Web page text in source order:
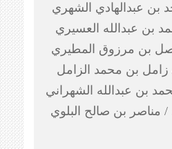
عبدالهادي الشهري
بن عبدالله العسيري
بن مرزوق المطيري
بن محمد الزامل
بن عبدالله الشهراني
بن صالح البلوي